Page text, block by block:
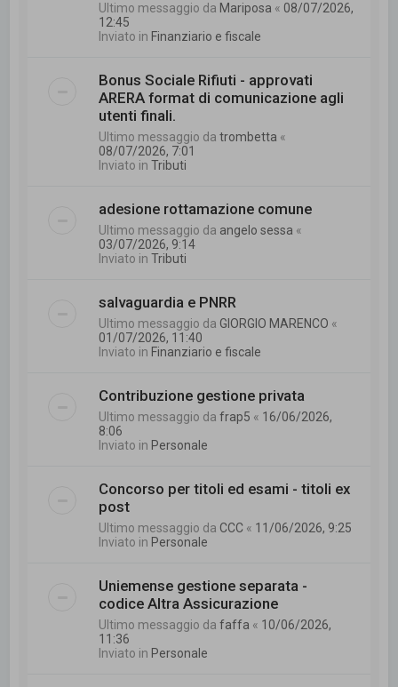
Ultimo messaggio da Mariposa « 08/07/2026,
12:45
Inviato in Finanziario e fiscale
Bonus Sociale Rifiuti - approvati
ARERA format di comunicazione agli
utenti finali.
Ultimo messaggio datrombetta «
08/07/2026, 7:01
Inviato inTributi
adesione rottamazione comune
Ultimo messaggio da angelo sessa «
03/07/2026, 9:14
Inviato inTributi
salvaguardia e PNRR
Ultimo messaggio da GIORGIO MARENCO «
01/07/2026, 11:40
Inviato in Finanziario e fiscale
Contribuzione gestione privata
Ultimo messaggio dafrap5 « 16/06/2026,
8:06
Inviato in Personale
Concorso per titoli ed esami - titoli ex
post
Ultimo messaggio da CCC « 11/06/2026, 9:25
Inviato in Personale
Uniemense gestione separata -
codice Altra Assicurazione
Ultimo messaggio dafaffa « 10/06/2026,
11:36
Inviato in Personale